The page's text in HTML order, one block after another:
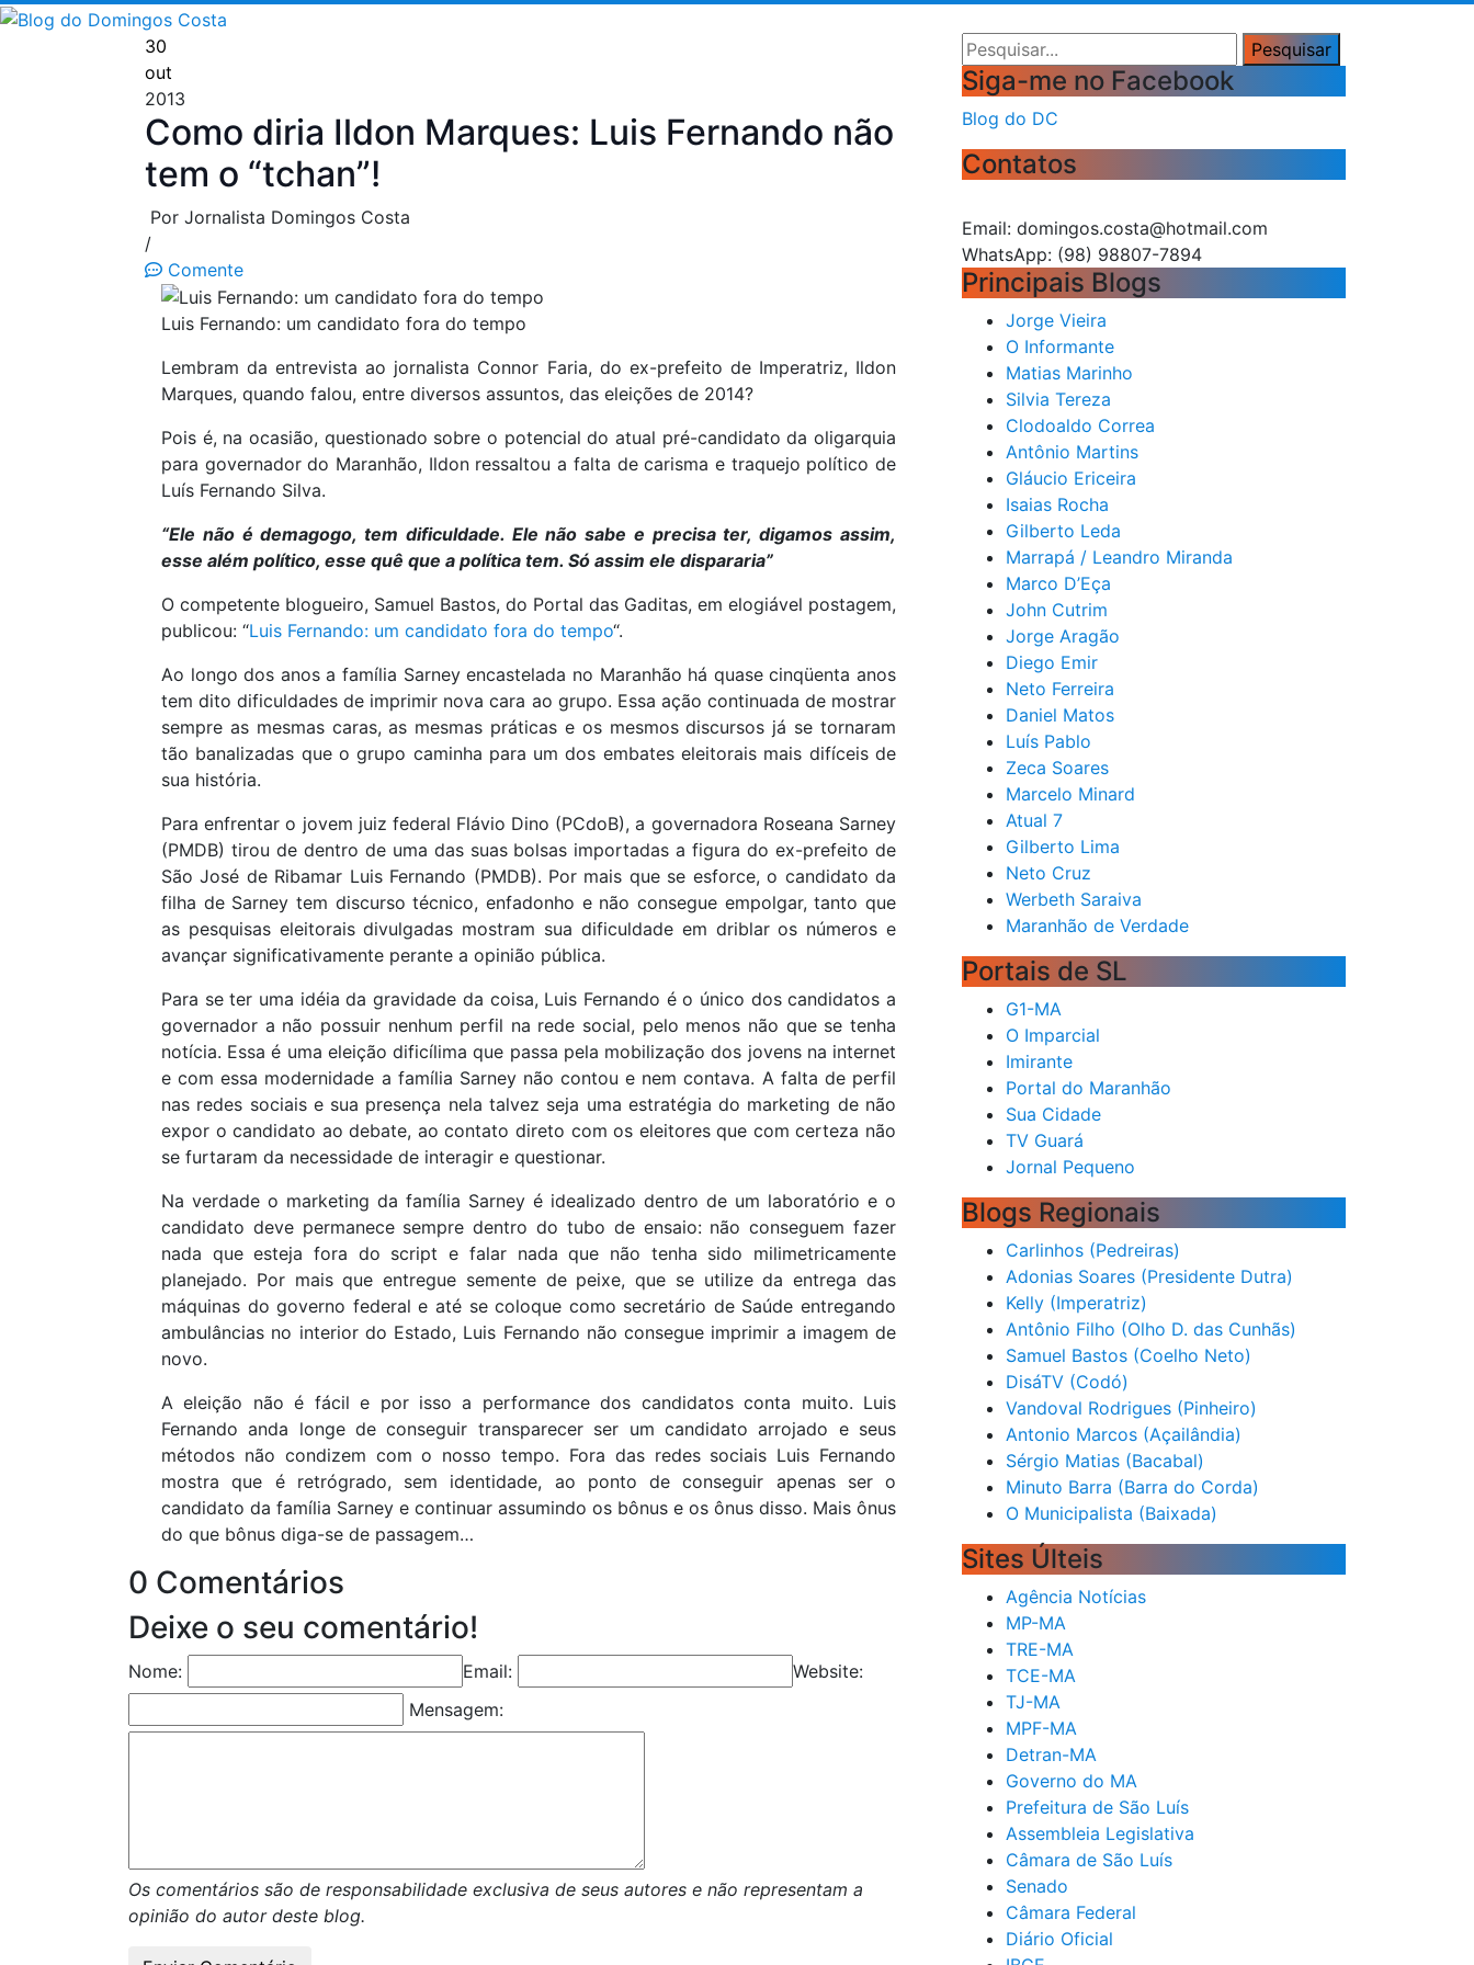
Pular
30
out
2013
Como diria Ildon Marques: Luis Fernando não
tem o “tchan”!
Por Jornalista Domingos Costa
/
Comente
Luis Fernando: um candidato fora do tempo
Lembram da entrevista ao jornalista Connor Faria, do ex-prefeito de Imperatriz, Ildon
Marques, quando falou, entre diversos assuntos, das eleições de 2014?
Pois é, na ocasião, questionado sobre o potencial do atual pré-candidato da oligarquia
para governador do Maranhão, Ildon ressaltou a falta de carisma e traquejo político de
Luís Fernando Silva.
“Ele não é demagogo, tem dificuldade. Ele não sabe e precisa ter, digamos assim,
esse além político, esse quê que a política tem. Só assim ele dispararia”
O competente blogueiro, Samuel Bastos, do Portal das Gaditas, em elogiável postagem,
publicou: “Luis Fernando: um candidato fora do tempo“.
Ao longo dos anos a família Sarney encastelada no Maranhão há quase cinqüenta anos
tem dito dificuldades de imprimir nova cara ao grupo. Essa ação continuada de mostrar
sempre as mesmas caras, as mesmas práticas e os mesmos discursos já se tornaram
tão banalizadas que o grupo caminha para um dos embates eleitorais mais difíceis de
sua história.
Para enfrentar o jovem juiz federal Flávio Dino (PCdoB), a governadora Roseana Sarney
(PMDB) tirou de dentro de uma das suas bolsas importadas a figura do ex-prefeito de
São José de Ribamar Luis Fernando (PMDB). Por mais que se esforce, o candidato da
filha de Sarney tem discurso técnico, enfadonho e não consegue empolgar, tanto que
as pesquisas eleitorais divulgadas mostram sua dificuldade em driblar os números e
avançar significativamente perante a opinião pública.
Para se ter uma idéia da gravidade da coisa, Luis Fernando é o único dos candidatos a
governador a não possuir nenhum perfil na rede social, pelo menos não que se tenha
notícia. Essa é uma eleição dificílima que passa pela mobilização dos jovens na internet
e com essa modernidade a família Sarney não contou e nem contava. A falta de perfil
nas redes sociais e sua presença nela talvez seja uma estratégia do marketing de não
expor o candidato ao debate, ao contato direto com os eleitores que com certeza não
se furtaram da necessidade de interagir e questionar.
Na verdade o marketing da família Sarney é idealizado dentro de um laboratório e o
candidato deve permanece sempre dentro do tubo de ensaio: não conseguem fazer
nada que esteja fora do script e falar nada que não tenha sido milimetricamente
planejado. Por mais que entregue semente de peixe, que se utilize da entrega das
máquinas do governo federal e até se coloque como secretário de Saúde entregando
ambulâncias no interior do Estado, Luis Fernando não consegue imprimir a imagem de
novo.
A eleição não é fácil e por isso a performance dos candidatos conta muito. Luis
Fernando anda longe de conseguir transparecer ser um candidato arrojado e seus
métodos não condizem com o nosso tempo. Fora das redes sociais Luis Fernando
mostra que é retrógrado, sem identidade, ao ponto de conseguir apenas ser o
candidato da família Sarney e continuar assumindo os bônus e os ônus disso. Mais ônus
do que bônus diga-se de passagem…
0 Comentários
Deixe o seu comentário!
Nome: Email:
Website:
Mensagem:
Os comentários são de responsabilidade exclusiva de seus autores e não representam a
opinião do autor deste blog.
Pesquisar Pesquisar
Siga-me no Facebook
Blog do DC
Contatos
Email: domingos.costa@hotmail.com
WhatsApp: (98) 98807-7894
Principais Blogs
Jorge Vieira
O Informante
Matias Marinho
Silvia Tereza
Clodoaldo Correa
Antônio Martins
Gláucio Ericeira
Isaias Rocha
Gilberto Leda
Marrapá / Leandro Miranda
Marco D’Eça
John Cutrim
Jorge Aragão
Diego Emir
Neto Ferreira
Daniel Matos
Luís Pablo
Zeca Soares
Marcelo Minard
Atual 7
Gilberto Lima
Neto Cruz
Werbeth Saraiva
Maranhão de Verdade
Portais de SL
G1-MA
O Imparcial
Imirante
Portal do Maranhão
Sua Cidade
TV Guará
Jornal Pequeno
Blogs Regionais
Carlinhos (Pedreiras)
Adonias Soares (Presidente Dutra)
Kelly (Imperatriz)
Antônio Filho (Olho D. das Cunhãs)
Samuel Bastos (Coelho Neto)
DisáTV (Codó)
Vandoval Rodrigues (Pinheiro)
Antonio Marcos (Açailândia)
Sérgio Matias (Bacabal)
Minuto Barra (Barra do Corda)
O Municipalista (Baixada)
Sites Últeis
Agência Notícias
MP-MA
TRE-MA
TCE-MA
TJ-MA
MPF-MA
Detran-MA
Governo do MA
Prefeitura de São Luís
Assembleia Legislativa
Câmara de São Luís
Senado
Câmara Federal
Diário Oficial